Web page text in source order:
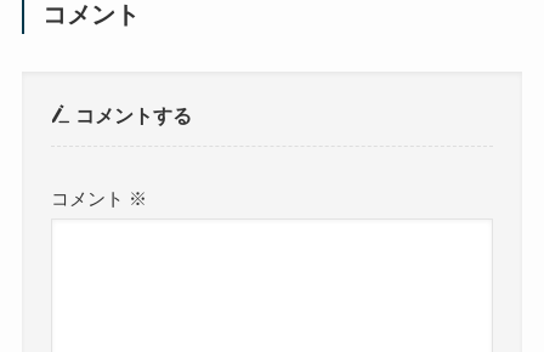
コメント
コメントする
コメント ※